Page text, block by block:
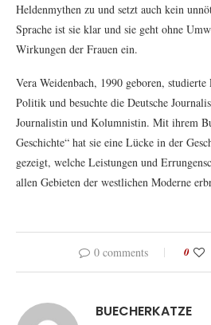
Heldenmythen zu und setzt auch kein
Sprache ist sie klar und sie geht ohne
Wirkungen der Frauen ein.
Vera Weidenbach, 1990 geboren,
Politik und besuchte die Deutsche
Journalistin und Kolumnistin. Mit ihrem
Geschichte“ hat sie eine Lücke in der
gezeigt, welche Leistungen und
allen Gebieten der westlichen Moderne
0 comments 0
BUECHERKATZE